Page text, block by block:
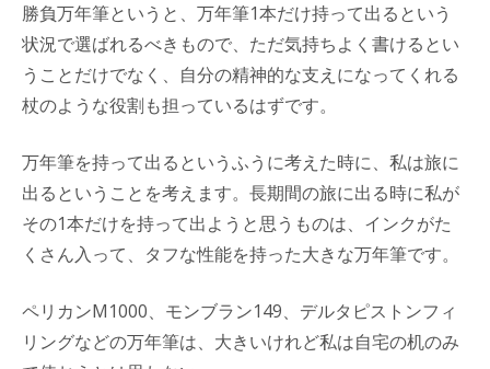
勝負万年筆というと、万年筆1本だけ持って出るという
状況で選ばれるべきもので、ただ気持ちよく書けるとい
うことだけでなく、自分の精神的な支えになってくれる
杖のような役割も担っているはずです。
万年筆を持って出るというふうに考えた時に、私は旅に
出るということを考えます。長期間の旅に出る時に私が
その1本だけを持って出ようと思うものは、インクがた
くさん入って、タフな性能を持った大きな万年筆です。
ペリカンM1000、モンブラン149、デルタピストンフィ
リングなどの万年筆は、大きいけれど私は自宅の机のみ